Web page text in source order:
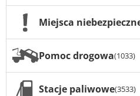
Miejsca
Pomoc drogowa(1033)
Stacje paliwowe(3533)